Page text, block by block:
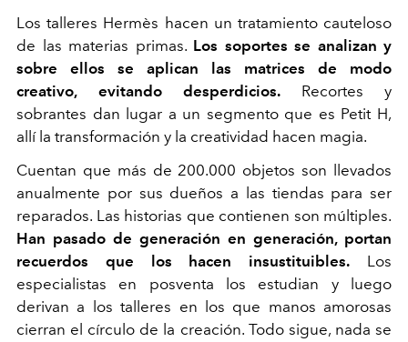
Los talleres Hermès hacen un tratamiento cauteloso
de las materias primas. Los soportes se analizan y
sobre ellos se aplican las matrices de modo
creativo, evitando desperdicios. Recortes y
sobrantes dan lugar a un segmento que es Petit H,
allí la transformación y la creatividad hacen magia.
Cuentan que más de 200.000 objetos son llevados
anualmente por sus dueños a las tiendas para ser
reparados. Las historias que contienen son múltiples.
Han pasado de generación en generación, portan
recuerdos que los hacen insustituibles. Los
especialistas en posventa los estudian y luego
derivan a los talleres en los que manos amorosas
cierran el círculo de la creación. Todo sigue, nada se